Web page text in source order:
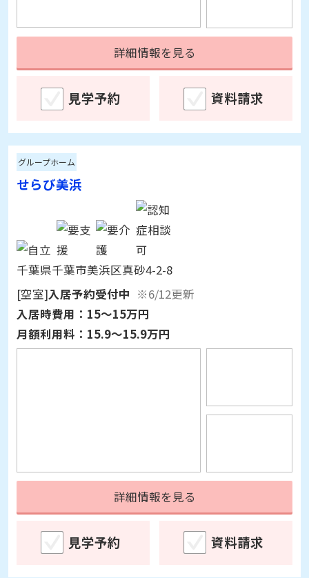
詳細情報を見る
せらび美浜
千葉県千葉市美浜区真砂4-2-8
[空室]入居予約受付中 ※6/12更新
入居時費用：15～15万円
月額利用料： 15.9～15.9万円
詳細情報を見る